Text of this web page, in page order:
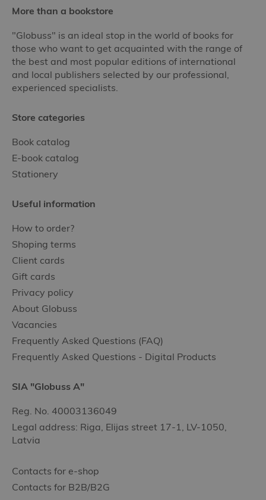
More than a bookstore
"Globuss" is an ideal stop in the world of books for
those who want to get acquainted with the range of
the best and most popular editions of international
and local publishers selected by our professional,
experienced specialists.
Store categories
Book catalog
E-book catalog
Stationery
Useful information
How to order?
Shoping terms
Client cards
Gift cards
Privacy policy
About Globuss
Vacancies
Frequently Asked Questions (FAQ)
Frequently Asked Questions - Digital Products
SIA "Globuss A"
Reg. No. 40003136049
Legal address: Riga, Elijas street 17-1, LV-1050,
Latvia
Contacts for e-shop
Contacts for B2B/B2G